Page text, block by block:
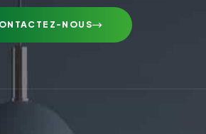
NOUS